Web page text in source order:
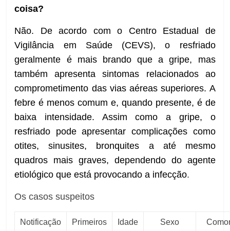
coisa?
Não. De acordo com o Centro Estadual de
Vigilância em Saúde (CEVS), o resfriado
geralmente é mais brando que a gripe, mas
também apresenta sintomas relacionados ao
comprometimento das vias aéreas superiores. A
febre é menos comum e, quando presente, é de
baixa intensidade. Assim como a gripe, o
resfriado pode apresentar complicações como
otites, sinusites, bronquites a até mesmo
quadros mais graves, dependendo do agente
etiológico que está provocando a infecção.
Os casos suspeitos
Notificação
Primeiros
Idade Sexo